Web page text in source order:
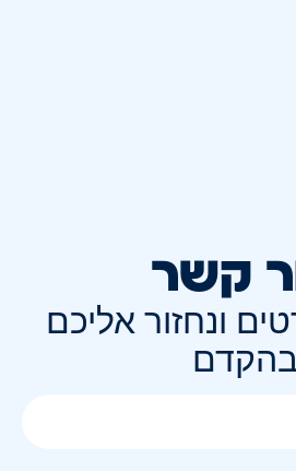
קשר
ונחזור אליכם
בהקדם